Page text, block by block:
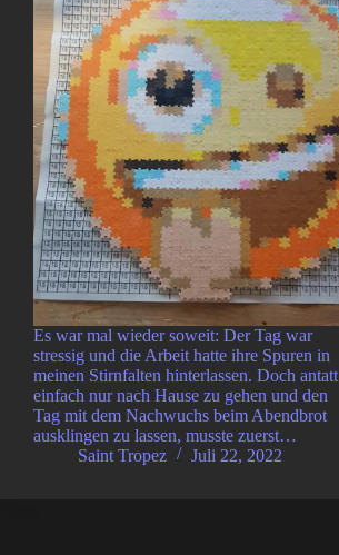
Es war mal wieder soweit: Der Tag war
stressig und die Arbeit hatte ihre Spuren in
meinen Stirnfalten hinterlassen. Doch antatt
einfach nur nach Hause zu gehen und den
Tag mit dem Nachwuchs beim Abendbrot
ausklingen zu lassen, musste zuerst…
Saint Tropez
Juli 22, 2022